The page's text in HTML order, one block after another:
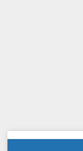
Skip